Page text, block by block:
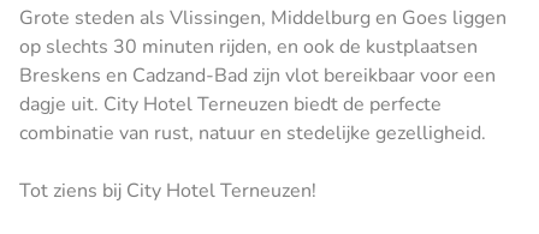
Grote steden als Vlissingen, Middelburg en Goes liggen
op slechts 30 minuten rijden, en ook de kustplaatsen
Breskens en Cadzand-Bad zijn vlot bereikbaar voor een
dagje uit. City Hotel Terneuzen biedt de perfecte
combinatie van rust, natuur en stedelijke gezelligheid.
Tot ziens bij City Hotel Terneuzen!